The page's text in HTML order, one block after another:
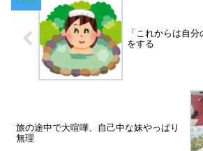
「これからは自
をする
旅の途中で大喧嘩、自己中な妹やっぱり
無理